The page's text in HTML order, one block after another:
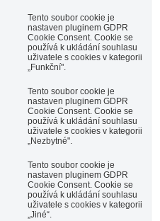
Tento soubor cookie je
nastaven pluginem GDPR
Cookie Consent. Cookie se
používá k ukládání souhlasu
uživatele s cookies v kategorii
„Funkční".
Tento soubor cookie je
nastaven pluginem GDPR
Cookie Consent. Cookie se
používá k ukládání souhlasu
uživatele s cookies v kategorii
„Nezbytné".
Tento soubor cookie je
nastaven pluginem GDPR
Cookie Consent. Cookie se
používá k ukládání souhlasu
uživatele s cookies v kategorii
„Jiné“.